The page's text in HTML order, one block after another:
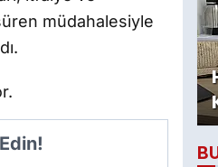
müdahalesiyle